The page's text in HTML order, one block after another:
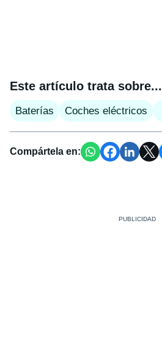
Este artículo trata sobre...
Baterías Coches eléctricos
Compártela en: